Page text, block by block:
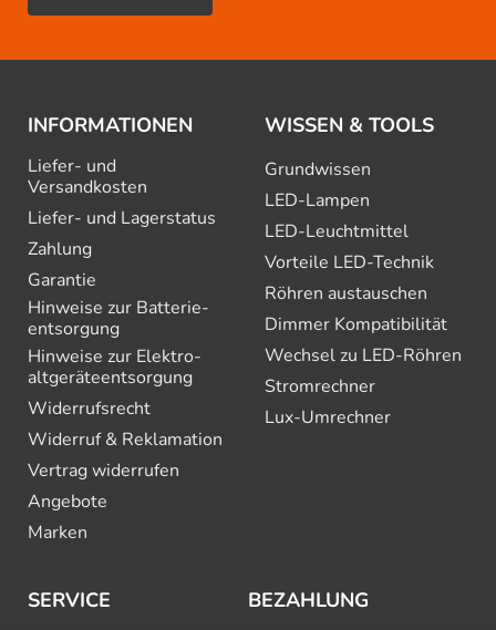
INFORMATIONEN
Liefer- und
Versandkosten
Liefer- und Lagerstatus
Zahlung
Garantie
Hinweise zur Batterie­
entsorgung
Hinweise zur Elektro­
altgeräte­entsorgung
Widerrufsrecht
Widerruf & Reklamation
Vertrag widerrufen
Angebote
Marken
WISSEN & TOOLS
Grundwissen
LED-Lampen
LED-Leuchtmittel
Vorteile LED-Technik
Röhren austauschen
Dimmer Kompatibilität
Wechsel zu LED-Röhren
Stromrechner
Lux-Umrechner
SERVICE BEZAHLUNG